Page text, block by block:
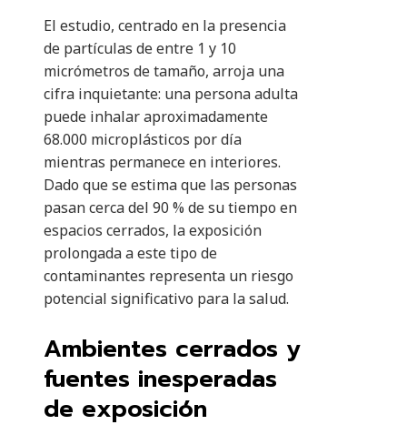
El estudio, centrado en la presencia
de partículas de entre 1 y 10
micrómetros de tamaño, arroja una
cifra inquietante: una persona adulta
puede inhalar aproximadamente
68.000 microplásticos por día
mientras permanece en interiores.
Dado que se estima que las personas
pasan cerca del 90 % de su tiempo en
espacios cerrados, la exposición
prolongada a este tipo de
contaminantes representa un riesgo
potencial significativo para la salud.
Ambientes cerrados y
fuentes inesperadas
de exposición